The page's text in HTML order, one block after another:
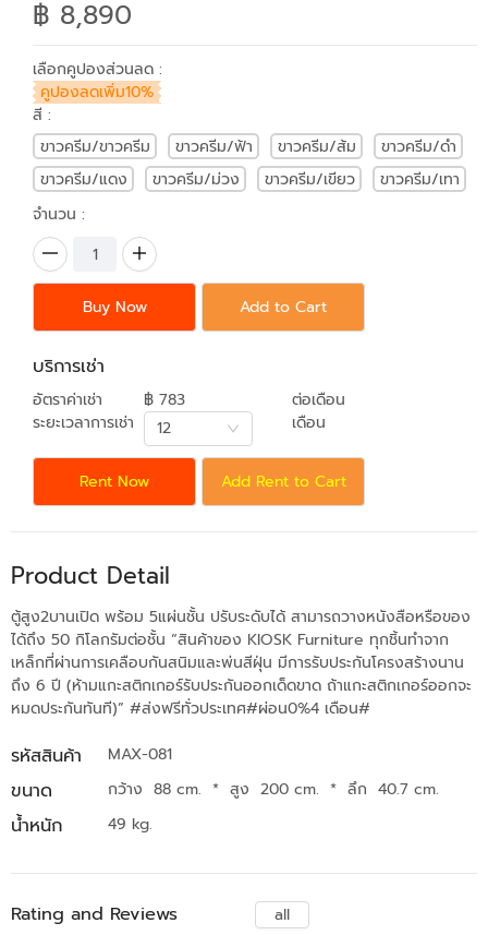
฿ 8,890
เลือกคูปองส่วนลด :
คูปองลดเพิ่ม10%
สี :
ขาวครีม/ขาวครีม
ขาวครีม/ฟ้า ขาวครีม/ส้ม
ขาวครีม/ดำ
ขาวครีม/แดง
ขาวครีม/ม่วง ขาวครีม/เขียว
ขาวครีม/เทา
จำนวน :
Buy Now Add to Cart
บริการเช่า
อัตราค่าเช่า ฿ 783
ต่อเดือน
ระยะเวลาการเช่า
12 เดือน
Rent Now Add Rent to Cart
Product Detail
ตู้สูง2บานเปิด พร้อม 5แผ่นชั้น ปรับระดับได้ สามารถวางหนังสือหรือของ
ได้ถึง 50 กิโลกรัมต่อชั้น “สินค้าของ KIOSK Furniture ทุกชิ้นทำจาก
เหล็กที่ผ่านการเคลือบกันสนิมและพ่นสีฝุ่น มีการรับประกันโครงสร้างนาน
ถึง 6 ปี (ห้ามแกะสติกเกอร์รับประกันออกเด็ดขาด ถ้าแกะสติกเกอร์ออกจะ
หมดประกันทันที)” #ส่งฟรีทั่วประเทศ#ผ่อน0%4 เดือน#
รหัสสินค้า MAX-081
ขนาด กว้าง 88 cm. * สูง 200 cm. * ลึก 40.7 cm.
น้ำหนัก 49 kg.
Rating and Reviews
all